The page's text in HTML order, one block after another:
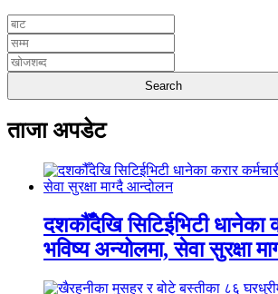
ताजा अपडेट
दशकौँदेखि सिटिईभिटी धानेका
भविष्य अन्योलमा, सेवा सुरक्षा